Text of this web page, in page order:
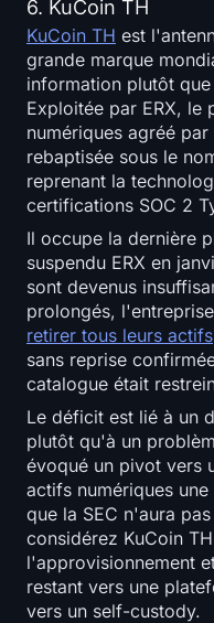
6. KuCoin TH
KuCoin TH est
grande marque
information plutôt
Exploitée par ERX, le
numériques agréé
rebaptisée sous le
reprenant la
certifications SOC 2
Il occupe la dernière
suspendu ERX en
sont devenus
prolongés, l'entreprise
retirer tous leurs actifs
sans reprise
catalogue était
Le déficit est lié à un
plutôt qu'à un
évoqué un pivot vers
actifs numériques
que la SEC n'aura
considérez KuCoin
l'approvisionnement
restant vers une
vers un self-custody.